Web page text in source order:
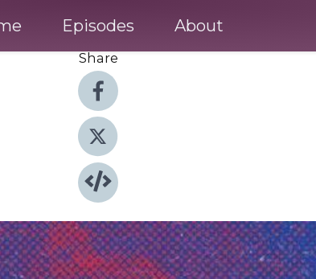
Episodes About
Share